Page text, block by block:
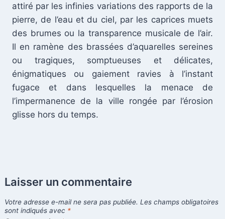
attiré par les infinies variations des rapports de la
pierre, de l’eau et du ciel, par les caprices muets
des brumes ou la transparence musicale de l’air.
Il en ramène des brassées d’aquarelles sereines
ou tragiques, somptueuses et délicates,
énigmatiques ou gaiement ravies à l’instant
fugace et dans lesquelles la menace de
l’impermanence de la ville rongée par l’érosion
glisse hors du temps.
Laisser un commentaire
Votre adresse e-mail ne sera pas publiée. Les champs obligatoires
sont indiqués avec *